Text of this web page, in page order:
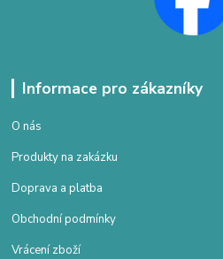
Informace pro zákazníky
O nás
Produkty na zakázku
Doprava a platba
Obchodní podmínky
Vrácení zboží